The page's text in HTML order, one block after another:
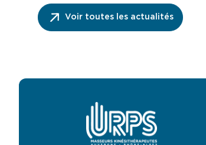
Voir toutes les actualités